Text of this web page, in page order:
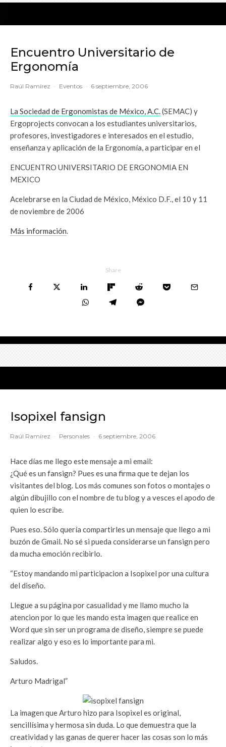
Encuentro Universitario de
Ergonomía
Raúl Ramírez · Eventos · 6 septiembre, 2006
La Sociedad de Ergonomistas de México, A.C.(SEMAC) y
Ergoprojects convocan a los estudiantes universitarios,
profesores, investigadores e interesados en el estudio,
enseñanza y aplicación de la Ergonomía, a participar en el
ENCUENTRO UNIVERSITARIO DE ERGONOMIA EN
MEXICO
Acelebrarse en la Ciudad de México, México D.F., el 10 y 11
de noviembre de 2006
Más información.
Share
Isopixel fansign
Raúl Ramírez · Personales · 6 septiembre, 2006
Hace días me llego este mensaje a mi email:
¿Qué es un fansign? Pues es una firma que te dejan los
visitantes del blog. Los más comunes son fotos o montajes o
algún dibujillo con el nombre de tu blog y a vesces el apodo de
quien lo escribe.
Pues eso. Sólo quería compartirles un mensaje que llego a mi
buzón de Gmail. No sé si pueda considerarse un fansign pero
da mucha emoción recibirlo.
“Estoy mandando mi participacion a Isopixel por una cultura
del diseño.
Llegue a su página por casualidad y me llamo mucho la
atencion por lo que les mando esta imagen que realice en
Word que sin ser un programa de diseño, siempre se puede
realizar algo y eso es lo importante para mi.
Saludos.
Arturo Madrigal”
La imagen que Arturo hizo para Isopixel es original,
sencillísima y hermosa sin duda. Lo que demuestra que la
creatividad y las ganas de querer hacer las cosas son lo más